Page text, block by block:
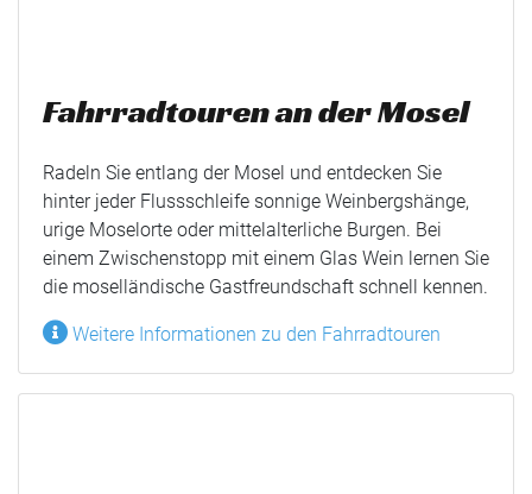
Fahrradtouren an der Mosel
Radeln Sie entlang der Mosel und entdecken Sie
hinter jeder Flussschleife sonnige Weinbergshänge,
urige Moselorte oder mittelalterliche Burgen. Bei
einem Zwischenstopp mit einem Glas Wein lernen Sie
die moselländische Gastfreundschaft schnell kennen.
Weitere Informationen zu den Fahrradtouren